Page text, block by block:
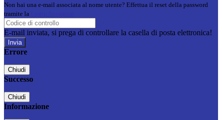
Non hai una e-mail associata al nome utente? Effettua il reset della password
tramite la
E-mail inviata, si prega di controllare la casella di posta elettronica!
Errore
Chiudi
Successo
Chiudi
Informazione